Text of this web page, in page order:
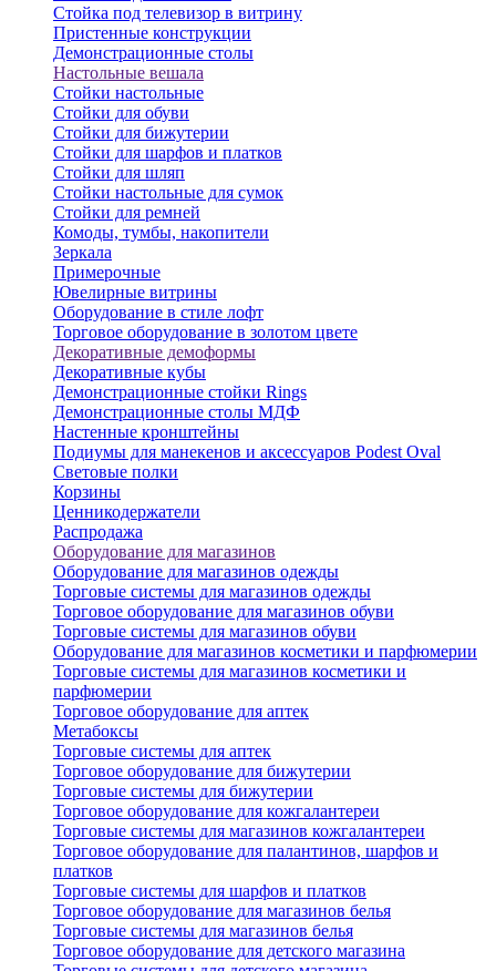
Стойка под телевизор в витрину
Пристенные конструкции
Демонстрационные столы
Настольные вешала
Стойки настольные
Стойки для обуви
Стойки для бижутерии
Стойки для шарфов и платков
Стойки для шляп
Стойки настольные для сумок
Стойки для ремней
Комоды, тумбы, накопители
Зеркала
Примерочные
Ювелирные витрины
Оборудование в стиле лофт
Торговое оборудование в золотом цвете
Декоративные демоформы
Декоративные кубы
Демонстрационные стойки Rings
Демонстрационные столы МДФ
Настенные кронштейны
Подиумы для манекенов и аксессуаров Podest Oval
Световые полки
Корзины
Ценникодержатели
Распродажа
Оборудование для магазинов
Оборудование для магазинов одежды
Торговые системы для магазинов одежды
Торговое оборудование для магазинов обуви
Торговые системы для магазинов обуви
Оборудование для магазинов косметики и парфюмерии
Торговые системы для магазинов косметики и
парфюмерии
Торговое оборудование для аптек
Метабоксы
Торговые системы для аптек
Торговое оборудование для бижутерии
Торговые системы для бижутерии
Торговое оборудование для кожгалантереи
Торговые системы для магазинов кожгалантереи
Торговое оборудование для палантинов, шарфов и
платков
Торговые системы для шарфов и платков
Торговое оборудование для магазинов белья
Торговые системы для магазинов белья
Торговое оборудование для детского магазина